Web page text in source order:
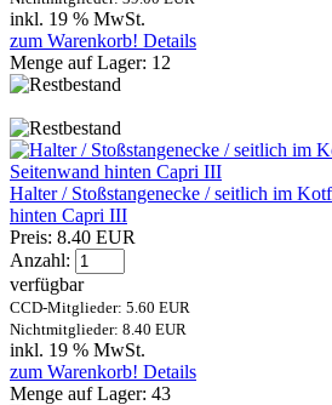
inkl. 19 % MwSt.
zum Warenkorb! Details
Menge auf Lager: 12
Halter / Stoßstangenecke / seitlich im
hinten Capri III
Preis: 8.40 EUR
Anzahl:
verfügbar
CCD-Mitglieder: 5.60 EUR
Nichtmitglieder: 8.40 EUR
inkl. 19 % MwSt.
zum Warenkorb! Details
Menge auf Lager: 43